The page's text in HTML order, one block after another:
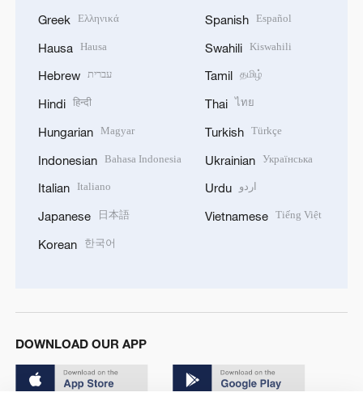
Greek Ελληνικά
Hausa Hausa
Hebrew עברית
Hindi हिन्दी
Hungarian Magyar
Indonesian Bahasa Indonesia
Italian Italiano
Japanese 日本語
Korean 한국어
Spanish Español
Swahili Kiswahili
Tamil தமிழ்
Thai ไทย
Turkish Türkçe
Ukrainian Українська
Urdu اردو
Vietnamese Tiếng Việt
DOWNLOAD OUR APP